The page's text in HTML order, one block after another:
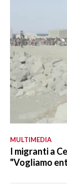
MULTIMEDIA
I migranti a
"Vogliamo